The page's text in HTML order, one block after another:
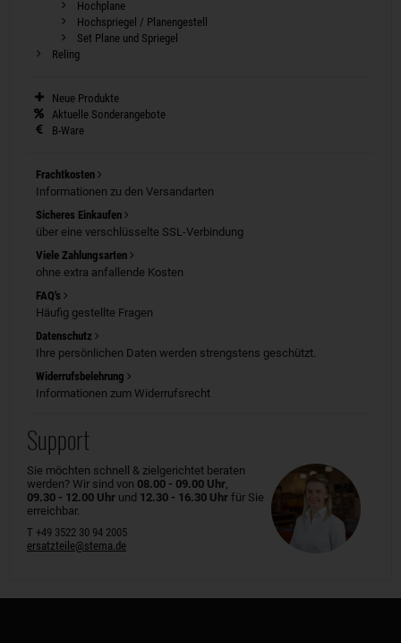
Hochplane
Hochspriegel / Planengestell
Set Plane und Spriegel
Reling
Neue Produkte
Aktuelle Sonderangebote
B-Ware
Frachtkosten
Informationen zu den Versandarten
Sicheres Einkaufen
über eine verschlüsselte SSL-Verbindung
Viele Zahlungsarten
ohne extra anfallende Kosten
FAQ's
Häufig gestellte Fragen
Datenschutz
Ihre persönlichen Daten werden strengstens geschützt.
Widerrufsbelehrung
Informationen zum Widerrufsrecht
Support
Sie möchten schnell & zielgerichtet beraten
werden? Wir sind von 08.00 - 09.00 Uhr,
09.30 - 12.00 Uhr und 12.30 - 16.30 Uhr für Sie
erreichbar.
T +49 3522 30 94 2005
ersatzteile@stema.de